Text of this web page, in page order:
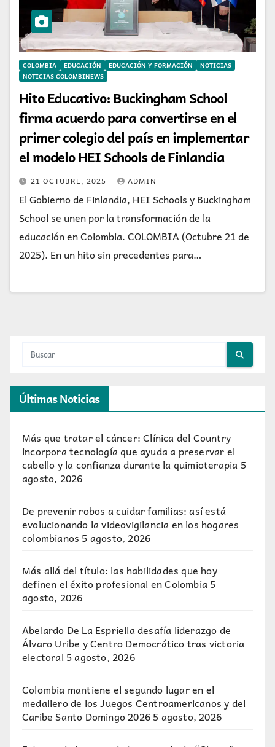
COLOMBIA EDUCACIÓN EDUCACIÓN Y FORMACIÓN
NOTICIAS
NOTICIAS COLOMBINEWS
Hito Educativo: Buckingham School
firma acuerdo para convertirse en el
primer colegio del país en implementar
el modelo HEI Schools de Finlandia
21 OCTUBRE, 2025 ADMIN
El Gobierno de Finlandia, HEI Schools y Buckingham
School se unen por la transformación de la
educación en Colombia. COLOMBIA (Octubre 21 de
2025). En un hito sin precedentes para…
Últimas Noticias
Más que tratar el cáncer: Clínica del Country
incorpora tecnología que ayuda a preservar el
cabello y la confianza durante la quimioterapia 5
agosto, 2026
De prevenir robos a cuidar familias: así está
evolucionando la videovigilancia en los hogares
colombianos 5 agosto, 2026
Más allá del título: las habilidades que hoy
definen el éxito profesional en Colombia5
agosto, 2026
Abelardo De La Espriella desafía liderazgo de
Álvaro Uribe y Centro Democrático tras victoria
electoral 5 agosto, 2026
Colombia mantiene el segundo lugar en el
medallero de los Juegos Centroamericanos y del
Caribe Santo Domingo 20265 agosto, 2026